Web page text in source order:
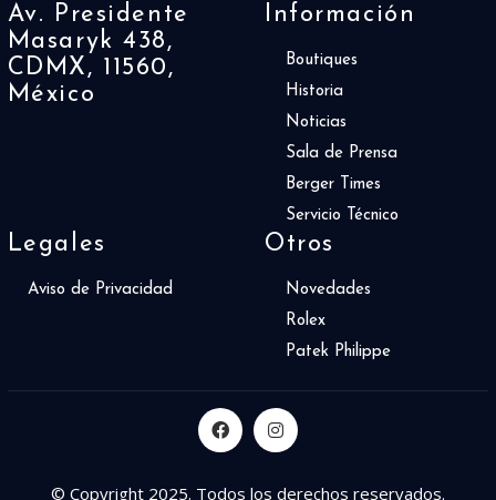
Av. Presidente
Masaryk 438,
CDMX, 11560,
México
Información
Boutiques
Historia
Noticias
Sala de Prensa
Berger Times
Servicio Técnico
Legales
Aviso de Privacidad
Otros
Novedades
Rolex
Patek Philippe
© Copyright 2025. Todos los derechos reservados.